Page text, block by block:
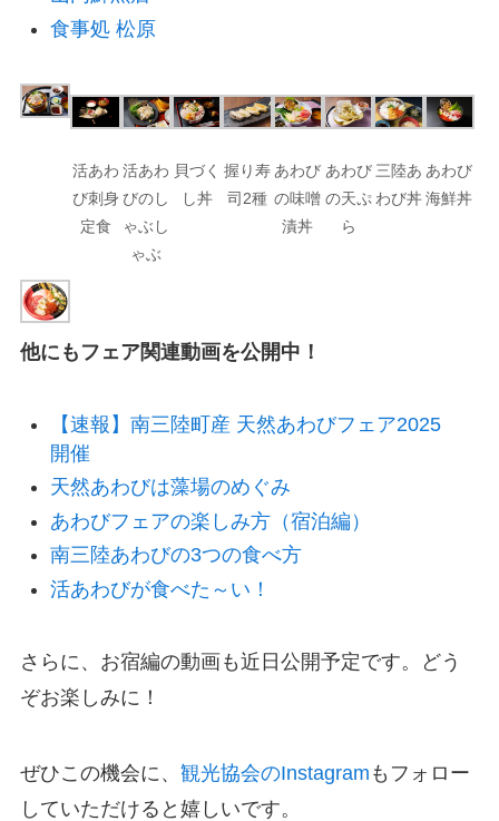
食事処 松原
活あわ
び刺身
定食
活あわ
びのし
ゃぶし
ゃぶ
貝づく
し丼
握り寿
司2種
あわび
の味噌
漬丼
あわび
の天ぷ
ら
三陸あ
わび丼
あわび
海鮮丼
他にもフェア関連動画を公開中！
【速報】 南三陸町産 天然あわびフェア2025
開催
天然あわびは藻場のめぐみ
あわびフェアの楽しみ方（宿泊編）
南三陸あわびの3つの食べ方
活あわびが食べた～い！
さらに、お宿編の動画も近日公開予定です。どう
ぞお楽しみに！
ぜひこの機会に、 観光協会のInstagram もフォロー
していただけると嬉しいです。